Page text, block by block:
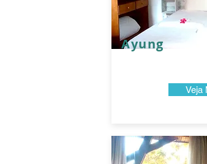
Ayung
Veja